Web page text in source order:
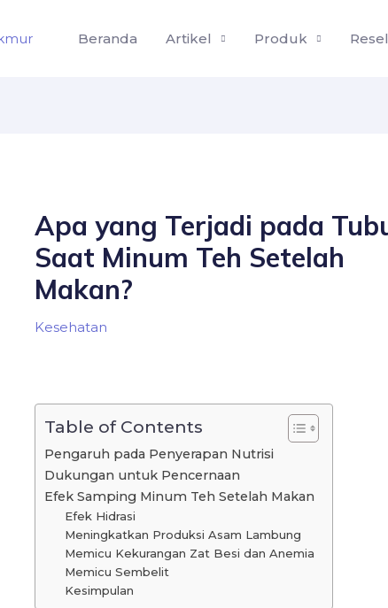
Beranda Artikel Produk
Apa yang Terjadi pada
Saat Minum Teh Setelah
Makan?
Kesehatan
Table of Contents
Pengaruh pada Penyerapan Nutrisi
Dukungan untuk Pencernaan
Efek Samping Minum Teh Setelah Makan
Efek Hidrasi
Meningkatkan Produksi Asam Lambung
Memicu Kekurangan Zat Besi dan Anemia
Memicu Sembelit
Kesimpulan